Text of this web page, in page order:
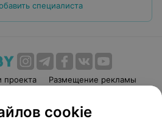
специалиста
проекта
Размещение рекламы
Способы оплаты
cookie